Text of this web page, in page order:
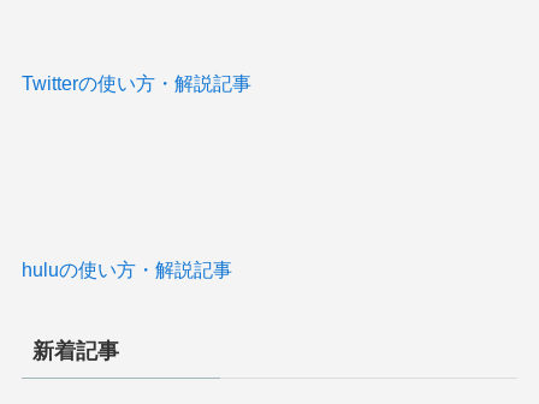
Twitterの使い方・解説記事
huluの使い方・解説記事
新着記事